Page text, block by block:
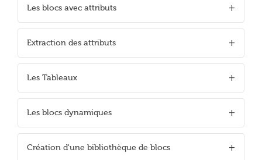
Les blocs avec attributs
Extraction des attributs
Les Tableaux
Les blocs dynamiques
Création d'une bibliothèque de blocs